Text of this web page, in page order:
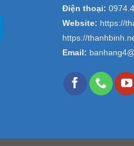
Điện thoại:
Website: https://
https://
Email: